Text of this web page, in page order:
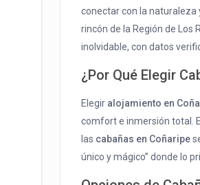
conectar con la naturaleza
rincón de la Región de Los
inolvidable, con datos
¿Por Qué Elegir
Elegir alojamiento en
comfort e inmersión total.
las cabañas en Coñaripe
único y mágico” donde lo